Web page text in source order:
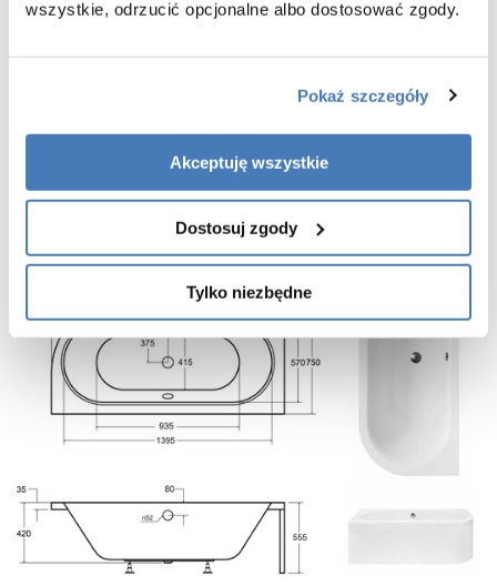
wszystkie, odrzucić opcjonalne albo dostosować zgody.
Pokaż szczegóły
Akceptuję wszystkie
Dostosuj zgody
Tylko niezbędne
regulowany stelaż
Obudowa ryflowana czarna w zestawie z
Dodatkowe akcesoria znajdziecie Państwo na dole opisu - produkty